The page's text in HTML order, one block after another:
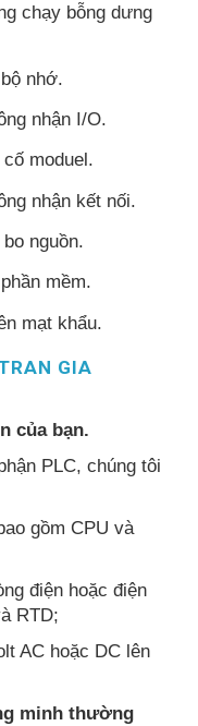
chạy bỗng dưng
nhớ.
nhận I/O.
moduel.
nhận kết nối.
nguồn.
mềm.
mạt khẩu.
GIA
của bạn.
PLC, chúng tôi
gồm CPU và
điện hoặc điện
RTD;
AC hoặc DC lên
minh thường